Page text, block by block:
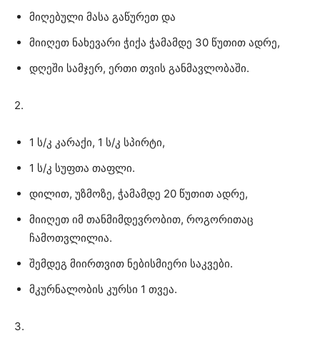
მიღებული მასა გაწურეთ და
მიიღეთ ნახევარი ჭიქა ჭამამდე 30 წუთით ადრე,
დღეში სამჯერ, ერთი თვის განმავლობაში.
2.
1 ს/კ კარაქი, 1 ს/კ სპირტი,
1 ს/კ სუფთა თაფლი.
დილით, უზმოზე, ჭამამდე 20 წუთით ადრე,
მიიღეთ იმ თანმიმდევრობით, როგორითაც
ჩამოთვლილია.
შემდეგ მიირთვით ნებისმიერი საკვები.
მკურნალობის კურსი 1 თვეა.
3.